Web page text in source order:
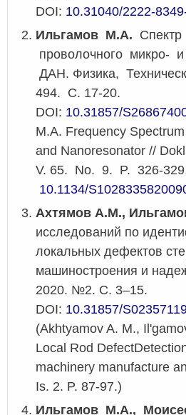
DOI: 10.31040/2222-
Ильгамов М.А. Спектр
проволочного микро-
ДАН. Физика,
494. С. 17-20.
DOI: 10.31857/
M.A. Frequency
and Nanoresonator //
V. 65. No. 9. P. 326-
10.1134/
Ахтямов А.М.,
исследований по
локальных дефектов
машиностроения и
2020. №2. С. 3–15.
DOI: 10.31857/
(Akhtyamov A. M.,
Local Rod
machinery manufacture
Is. 2. P. 87-97.)
Ильгамов М.А.,